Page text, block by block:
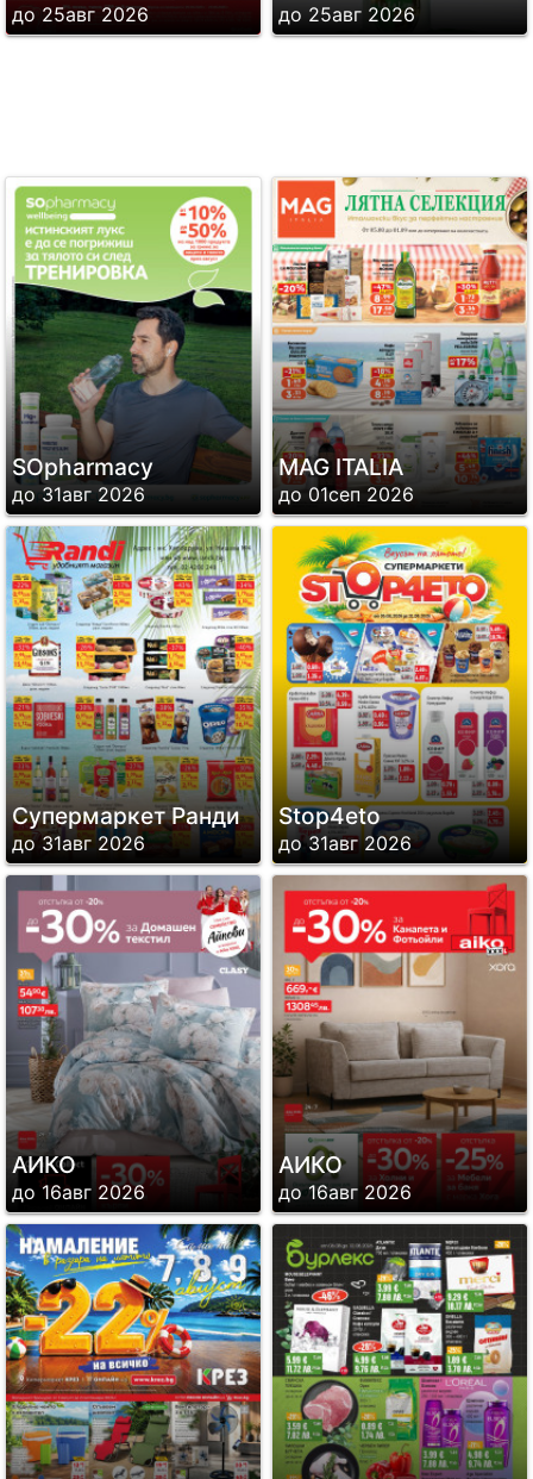
до 25авг 2026 до 25авг 2026
SОpharmacy
до 31авг 2026
MAG ITALIA
до 01сеп 2026
Супермаркет Ранди
до 31авг 2026
Stop4eto
до 31авг 2026
АИКО
до 16авг 2026
АИКО
до 16авг 2026